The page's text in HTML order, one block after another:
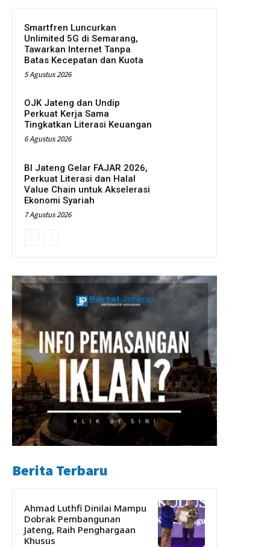
Smartfren Luncurkan
Unlimited 5G di Semarang,
Tawarkan Internet Tanpa
Batas Kecepatan dan Kuota
5 Agustus 2026
OJK Jateng dan Undip
Perkuat Kerja Sama
Tingkatkan Literasi Keuangan
6 Agustus 2026
BI Jateng Gelar FAJAR 2026,
Perkuat Literasi dan Halal
Value Chain untuk Akselerasi
Ekonomi Syariah
7 Agustus 2026
Berita Terbaru
Ahmad Luthfi Dinilai Mampu
Dobrak Pembangunan
Jateng, Raih Penghargaan
Khusus